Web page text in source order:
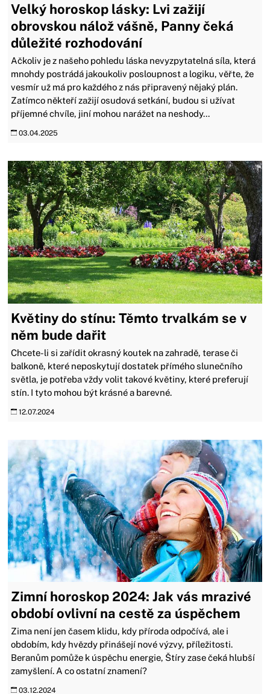
Velký horoskop lásky: Lvi zažijí
obrovskou nálož vášně, Panny čeká
důležité rozhodování
Ačkoliv je z našeho pohledu láska nevyzpytatelná síla, která
mnohdy postrádá jakoukoliv posloupnost a logiku, věřte, že
vesmír už má pro každého z nás připravený nějaký plán.
Zatímco někteří zažijí osudová setkání, budou si užívat
příjemné chvíle, jiní mohou narážet na neshody...
03.04.2025
Květiny do stínu: Těmto trvalkám se v
něm bude dařit
Chcete-li si zařídit okrasný koutek na zahradě, terase či
balkoně, které neposkytují dostatek přímého slunečního
světla, je potřeba vždy volit takové květiny, které preferují
stín. I tyto mohou být krásné a barevné.
12.07.2024
Zimní horoskop 2024: Jak vás mrazivé
období ovlivní na cestě za úspěchem
Zima není jen časem klidu, kdy příroda odpočívá, ale i
obdobím, kdy hvězdy přinášejí nové výzvy, příležitosti.
Beranům pomůže k úspěchu energie, Štíry zase čeká hlubší
zamyšlení. A co ostatní znamení?
03.12.2024